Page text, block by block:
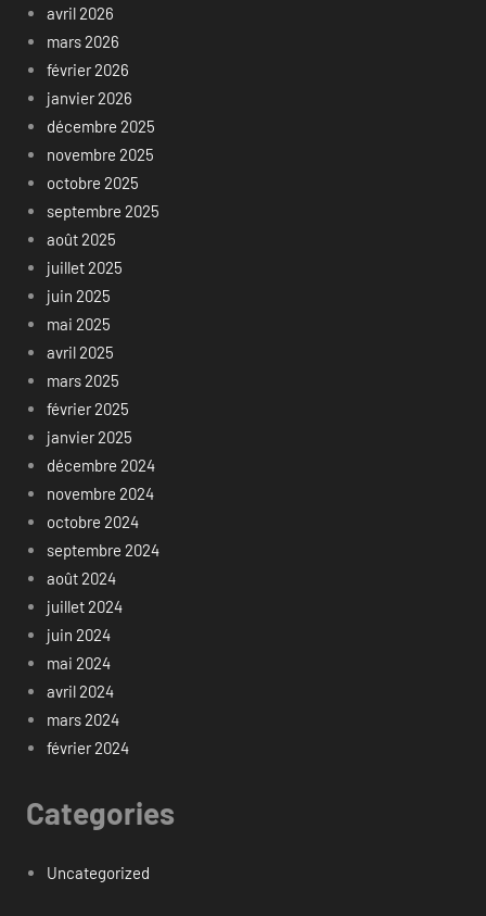
avril 2026
mars 2026
février 2026
janvier 2026
décembre 2025
novembre 2025
octobre 2025
septembre 2025
août 2025
juillet 2025
juin 2025
mai 2025
avril 2025
mars 2025
février 2025
janvier 2025
décembre 2024
novembre 2024
octobre 2024
septembre 2024
août 2024
juillet 2024
juin 2024
mai 2024
avril 2024
mars 2024
février 2024
Categories
Uncategorized